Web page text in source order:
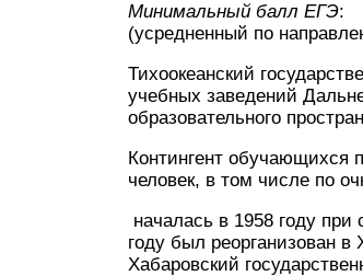
Минимальный балл ЕГЭ:
(усредненный по
Тихоокеанский
учебных заведений
образовательного
Контингент обучающихся
человек, в том числе по
началась в 1958 году при
году был реорганизован в
Хабаровский